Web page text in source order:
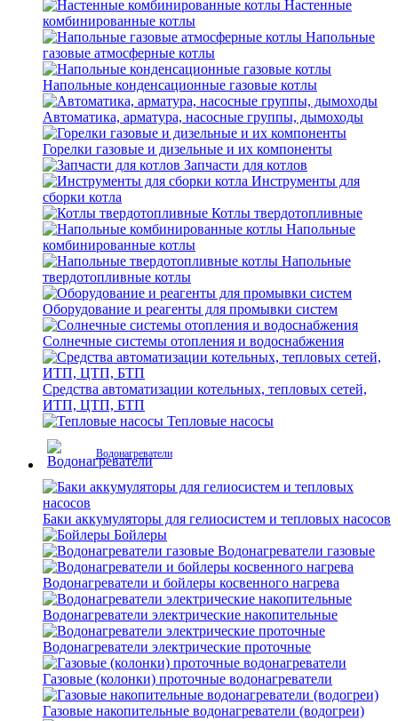
Настенные
комбинированные котлы
Напольные
газовые атмосферные котлы
Напольные конденсационные газовые котлы
Автоматика, арматура, насосные группы, дымоходы
Горелки газовые и дизельные и их компоненты
Запчасти для котлов
Инструменты для
сборки котла
Котлы твердотопливные
Напольные
комбинированные котлы
Напольные
твердотопливные котлы
Оборудование и реагенты для промывки систем
Солнечные системы отопления и водоснабжения
Средства автоматизации котельных, тепловых сетей,
ИТП, ЦТП, БТП
Тепловые насосы
Водонагреватели
Баки аккумуляторы для гелиосистем и тепловых насосов
Бойлеры
Водонагреватели газовые
Водонагреватели и бойлеры косвенного нагрева
Водонагреватели электрические накопительные
Водонагреватели электрические проточные
Газовые (колонки) проточные водонагреватели
Газовые накопительные водонагреватели (водогреи)